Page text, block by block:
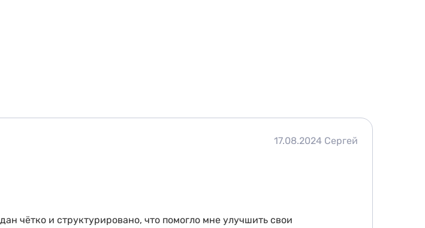
17.08.2024 Сергей
чётко и структурировано, что помогло мне улучшить свои